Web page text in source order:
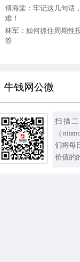
傅海棠：牢记这几句话
难！
林军：如何抓住周期性
答
牛钱网公微
扫描
（
们将每
价值的